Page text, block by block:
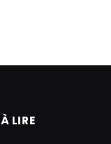
À LIRE